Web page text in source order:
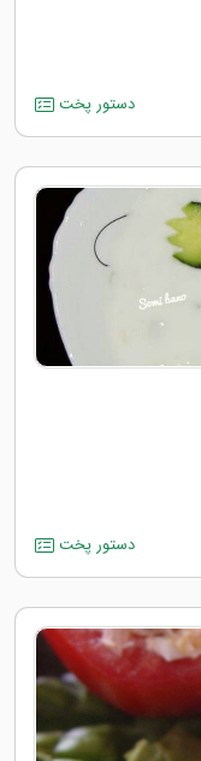
دستور پخت
دستور پخت